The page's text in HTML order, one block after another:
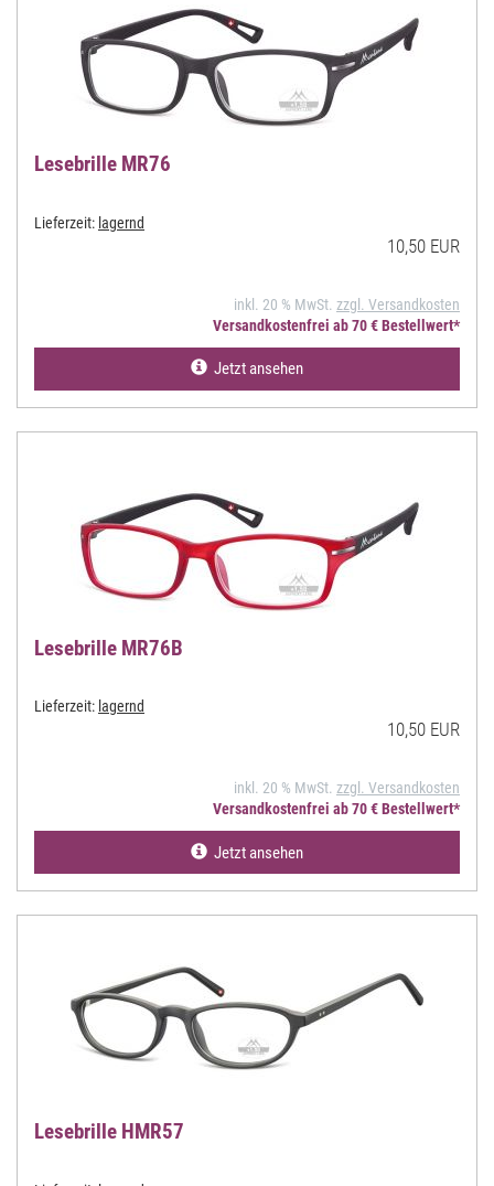
Lesebrille MR76
Lieferzeit: lagernd
10,50 EUR
inkl. 20 % MwSt. zzgl. Versandkosten
Versandkostenfrei ab 70 € Bestellwert*
Jetzt ansehen
Lesebrille MR76B
Lieferzeit: lagernd
10,50 EUR
inkl. 20 % MwSt. zzgl. Versandkosten
Versandkostenfrei ab 70 € Bestellwert*
Jetzt ansehen
Lesebrille HMR57